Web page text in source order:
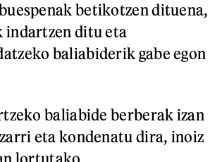
betikotzen dituena,
indartzen ditu eta
baliabiderik gabe egon
baliabide berberak izan
eta kondenatu dira, inoiz
lortutako